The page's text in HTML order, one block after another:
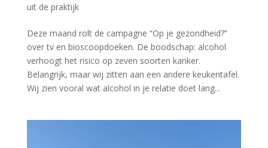
uit de praktijk
Deze maand rolt de campagne “Op je gezondheid?”
over tv en bioscoopdoeken. De boodschap: alcohol
verhoogt het risico op zeven soorten kanker.
Belangrijk, maar wij zitten aan een andere keukentafel.
Wij zien vooral wat alcohol in je relatie doet lang...